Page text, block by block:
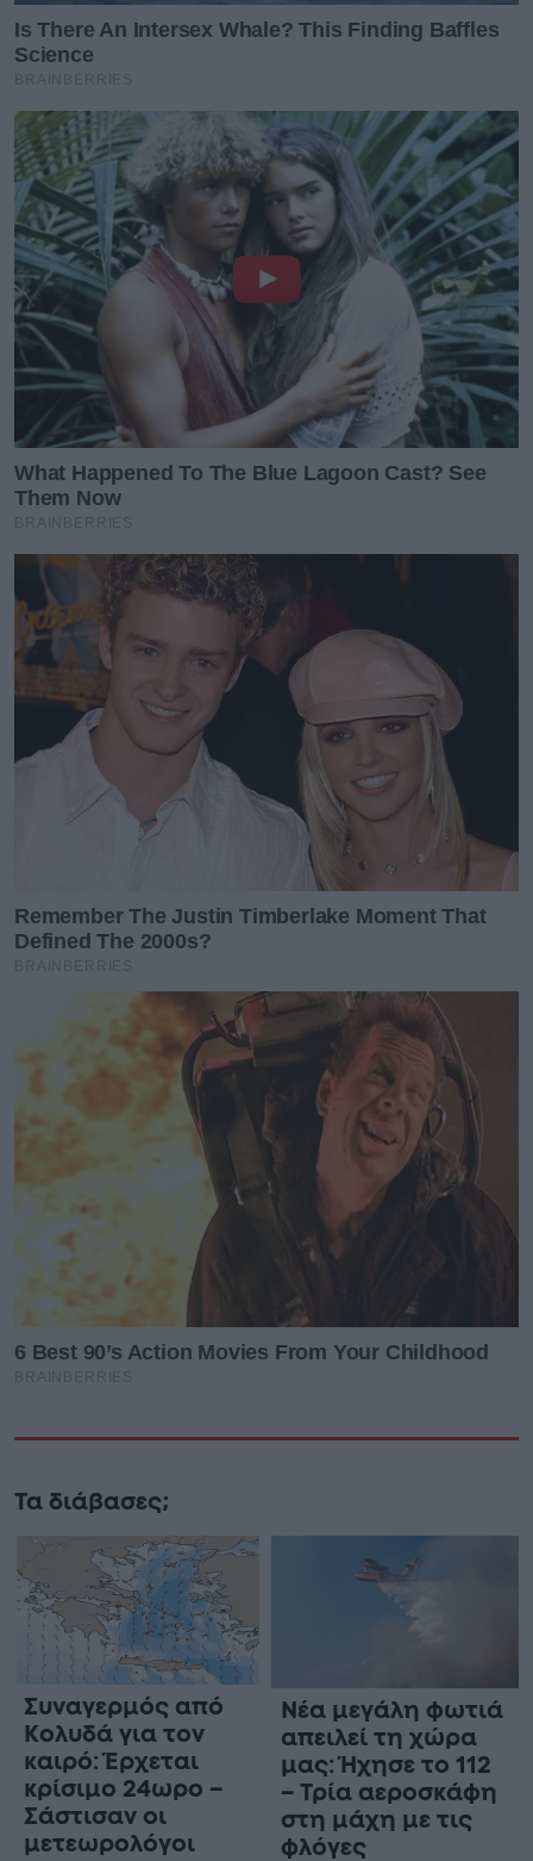
Τα διάβασες;
Συναγερμός από
Κολυδά για τον
καιρό: Έρχεται
κρίσιμο 24ωρο –
Σάστισαν οι
μετεωρολόγοι
Νέα μεγάλη φωτιά
απειλεί τη χώρα
μας: Ήχησε το 112
– Τρία αεροσκάφη
στη μάχη με τις
φλόγες